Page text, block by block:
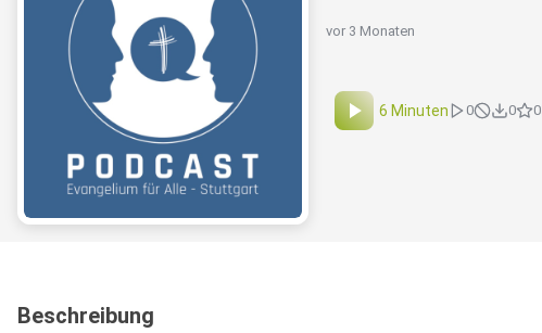
vor 3 Monaten
6 Minuten 0 0 0
Beschreibung